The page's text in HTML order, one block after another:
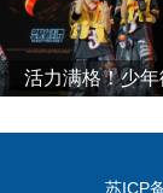
活力满格！少
苏ICP